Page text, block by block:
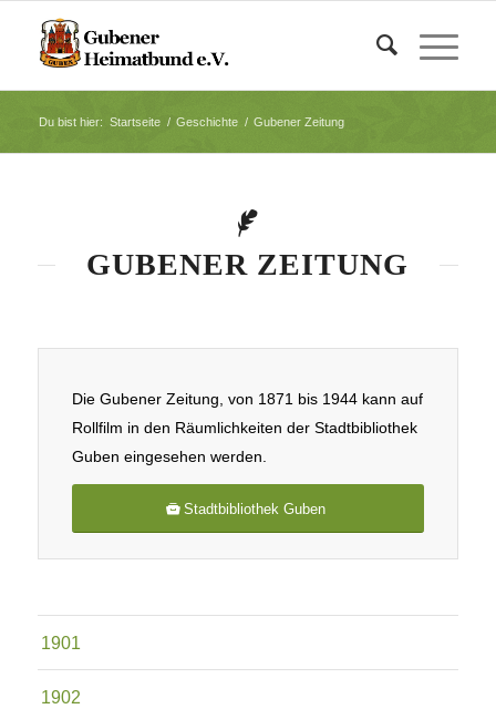
Du bist hier: Startseite / Geschichte / Gubener Zeitung
GUBENER ZEITUNG
Die Gubener Zeitung, von 1871 bis 1944 kann auf
Rollfilm in den Räumlichkeiten der Stadtbibliothek
Guben eingesehen werden.
Stadtbibliothek Guben
1901
1902